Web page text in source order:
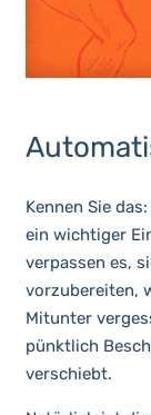
Kennen Sie
ein wichtiger
verpassen es,
vorzubereiten,
Mitunter
pünktlich
verschiebt.